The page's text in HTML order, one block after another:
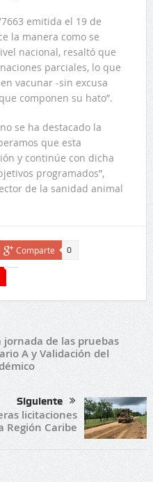
emitida el 19 de
la manera como se
nacional, resaltó que
parciales, lo que
vacunar -sin excusa
componen su hato”.
se ha destacado la
que esta
y continúe con dicha
programados”,
de la sanidad animal
Comparte 0
jornada de las pruebas
A y Validación del
Siguiente
licitaciones
Región Caribe